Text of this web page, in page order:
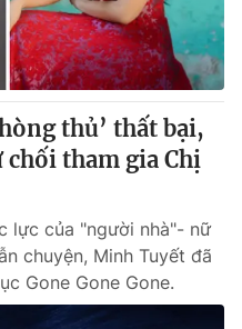
mình bằng AI
thủ’ thất bại,
tham gia Chị
lực của "người nhà"- nữ
chuyện, Minh Tuyết đã
Gone Gone Gone.